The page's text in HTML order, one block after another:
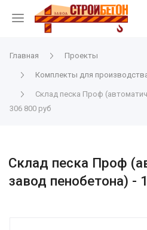
Главная Проекты
Комплекты для
Склад песка Проф
306 800 руб
Склад песка Проф
завод пенобетона) -